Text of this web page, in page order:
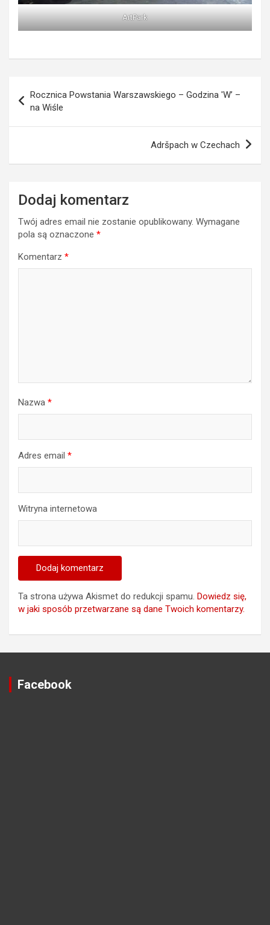
ArtPark
wpisu
Rocznica Powstania Warszawskiego – Godzina 'W’ –
na Wiśle
Adršpach w Czechach
Dodaj komentarz
Twój adres email nie zostanie opublikowany. Wymagane
pola są oznaczone *
Komentarz *
Nazwa *
Adres email *
Witryna internetowa
Ta strona używa Akismet do redukcji spamu. Dowiedz się,
w jaki sposób przetwarzane są dane Twoich komentarzy.
Facebook